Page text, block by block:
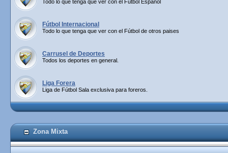
Todo lo que tenga que ver con el Fútbol Español
Fútbol Internacional
Todo lo que tenga que ver con el Fútbol de otros paises
Carrusel de Deportes
Todos los deportes en general.
Liga Forera
Liga de Fútbol Sala exclusiva para foreros.
Zona Mixta